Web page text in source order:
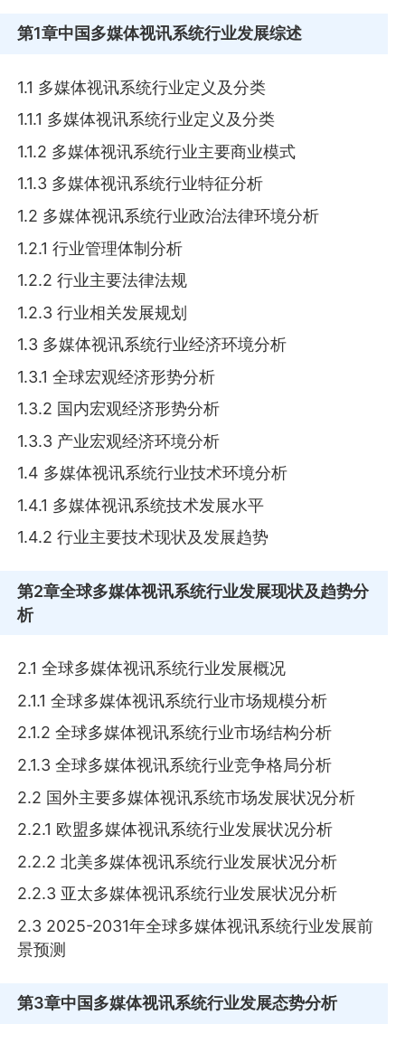
第1章中国多媒体视讯系统行业发展综述
1.1 多媒体视讯系统行业定义及分类
1.1.1 多媒体视讯系统行业定义及分类
1.1.2 多媒体视讯系统行业主要商业模式
1.1.3 多媒体视讯系统行业特征分析
1.2 多媒体视讯系统行业政治法律环境分析
1.2.1 行业管理体制分析
1.2.2 行业主要法律法规
1.2.3 行业相关发展规划
1.3 多媒体视讯系统行业经济环境分析
1.3.1 全球宏观经济形势分析
1.3.2 国内宏观经济形势分析
1.3.3 产业宏观经济环境分析
1.4 多媒体视讯系统行业技术环境分析
1.4.1 多媒体视讯系统技术发展水平
1.4.2 行业主要技术现状及发展趋势
第2章全球多媒体视讯系统行业发展现状及趋势分
析
2.1 全球多媒体视讯系统行业发展概况
2.1.1 全球多媒体视讯系统行业市场规模分析
2.1.2 全球多媒体视讯系统行业市场结构分析
2.1.3 全球多媒体视讯系统行业竞争格局分析
2.2 国外主要多媒体视讯系统市场发展状况分析
2.2.1 欧盟多媒体视讯系统行业发展状况分析
2.2.2 北美多媒体视讯系统行业发展状况分析
2.2.3 亚太多媒体视讯系统行业发展状况分析
2.3 2025-2031年全球多媒体视讯系统行业发展前
景预测
第3章中国多媒体视讯系统行业发展态势分析